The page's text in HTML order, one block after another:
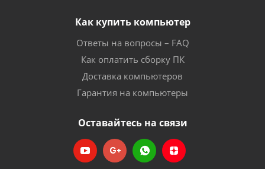
Как купить компьютер
Ответы на вопросы – FAQ
Как оплатить сборку ПК
Доставка компьютеров
Гарантия на компьютеры
Оставайтесь на связи